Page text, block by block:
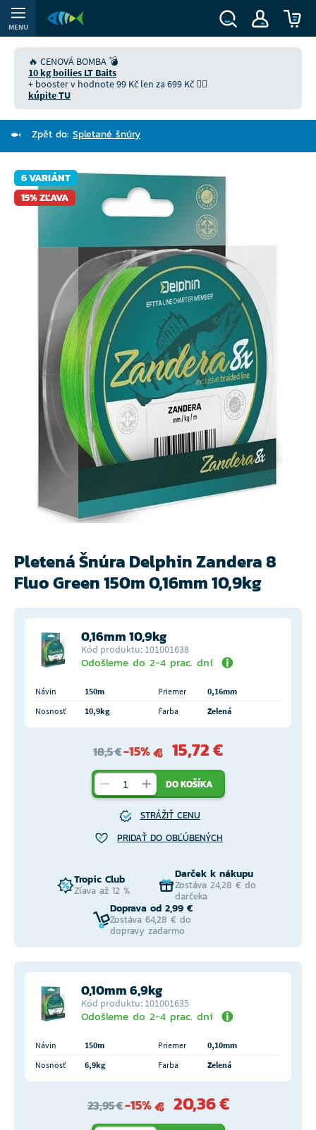
MENU
🔥 CENOVÁ BOMBA 💣
10 kg boilies LT Baits
+ booster v hodnote 99 Kč len za 699 Kč 👉🏻
kúpite TU
Zpět do: Spletané šnúry
6 VARIÁNT
15% ZĽAVA
Pletená Šnúra Delphin Zandera 8
Fluo Green 150m 0,16mm 10,9kg
0,16mm 10,9kg
Kód produktu: 101001638
Odošleme do 2-4 prac. dní
Návin 150m Priemer
0,16mm
Nosnosť
10,9kg Farba Zelená
18,5 €-15% 15,72 €
DO KOŠÍKA
STRÁŽIŤ CENU
PRIDAŤ DO OBĽÚBENÝCH
Tropic Club
Zľava až 12 %
Darček k nákupu
Zostáva 24,28 € do
darčeka
Doprava od 2,99 €
Zostáva 64,28 € do
dopravy zadarmo
0,10mm 6,9kg
Kód produktu: 101001635
Odošleme do 2-4 prac. dní
Návin 150m Priemer
0,10mm
Nosnosť
6,9kg Farba Zelená
23,95 €-15% 20,36 €